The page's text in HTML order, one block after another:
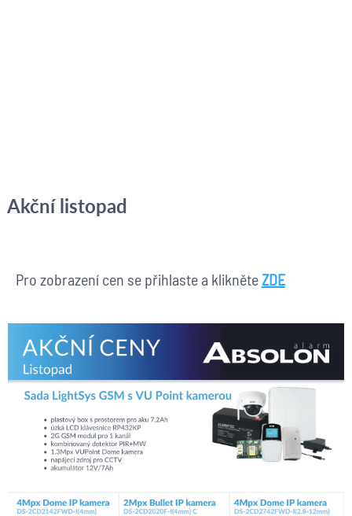
Akční listopad
Pro zobrazení cen se přihlaste a klikněteZDE